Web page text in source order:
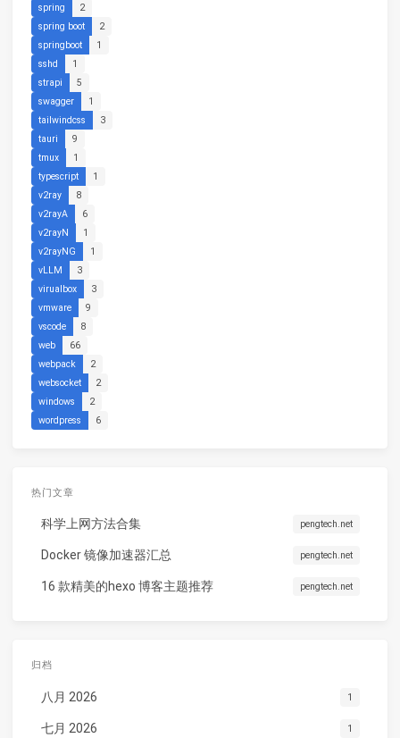
spring
2
spring boot
2
springboot
1
sshd
1
strapi
5
swagger
1
tailwindcss
3
tauri
9
tmux
1
typescript
1
v2ray
8
v2rayA
6
v2rayN
1
v2rayNG
1
vLLM
3
virualbox
3
vmware
9
vscode
8
web
66
webpack
2
websocket
2
windows
2
wordpress
6
热门文章
科学上网方法合集 pengtech.net
Docker 镜像加速器汇总 pengtech.net
16 款精美的hexo 博客主题推荐 pengtech.net
归档
八月 2026 1
七月 2026 1